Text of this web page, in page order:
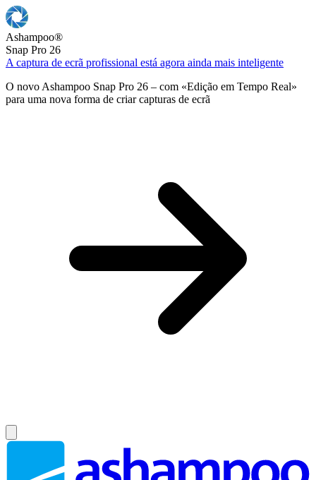
Ashampoo®
Snap Pro 26
A captura de ecrã profissional está agora ainda mais inteligente
O novo Ashampoo Snap Pro 26 – com «Edição em Tempo Real»
para uma nova forma de criar capturas de ecrã